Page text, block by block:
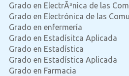
Grado en ElectrÃ³nica de las
Grado en Electrónica de las
Grado en enfermería
Grado en Estadísitca Aplicada
Grado en Estadística
Grado en Estadística Aplicada
Grado en Farmacia